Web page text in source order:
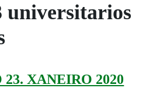
universitarios
XANEIRO 2020